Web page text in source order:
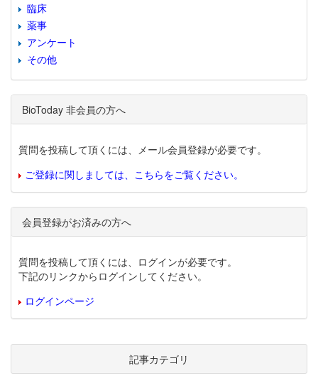
臨床
薬事
アンケート
その他
BioToday 非会員の方へ
質問を投稿して頂くには、メール会員登録が必要です。
ご登録に関しましては、こちらをご覧ください。
会員登録がお済みの方へ
質問を投稿して頂くには、ログインが必要です。
下記のリンクからログインしてください。
ログインページ
記事カテゴリ